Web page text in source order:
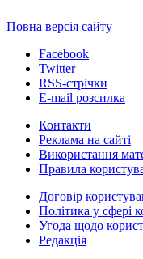
Повна версія сайту
Facebook
Twitter
RSS-стрічки
E-mail розсилка
Контакти
Реклама на сайті
Використання
Правила
Договір
Політика у сфері
Угода щодо
Редакція